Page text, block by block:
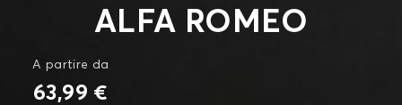
ALFA ROMEO
A partire da
63,99 €